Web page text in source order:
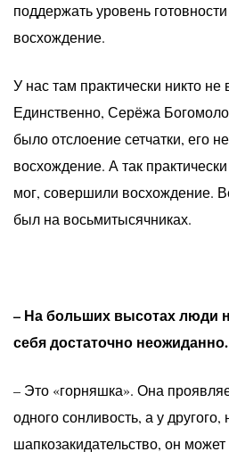
поддержать уровень
восхождение.
У нас там практически никто
Единственно, Серёжа
было отслоение сетчатки, его
восхождение. А так
мог, совершили восхождение.
был на восьмитысячниках.
– На больших высотах люди
себя достаточно
– Это «горняшка». Она
одного сонливость, а у другого,
шапкозакидательство, он